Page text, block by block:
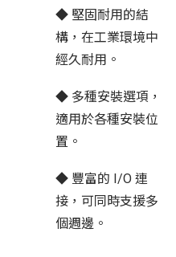
◆ 堅固耐用的結
構，在工業環境中
經久耐用。
◆ 多種安裝選項，
適用於各種安裝位
置。
◆ 豐富的 I/O 連
接，可同時支援多
個週邊。